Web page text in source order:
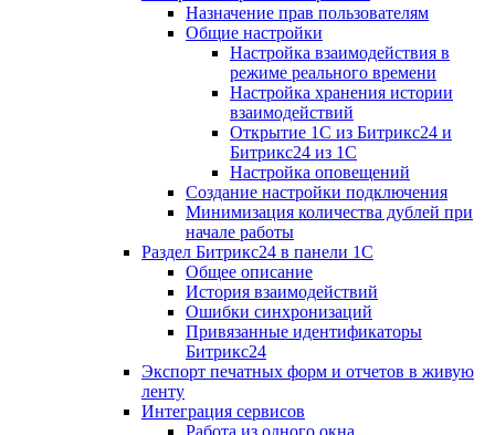
Назначение прав пользователям
Общие настройки
Настройка взаимодействия в
режиме реального времени
Настройка хранения истории
взаимодействий
Открытие 1С из Битрикс24 и
Битрикс24 из 1С
Настройка оповещений
Создание настройки подключения
Минимизация количества дублей при
начале работы
Раздел Битрикс24 в панели 1С
Общее описание
История взаимодействий
Ошибки синхронизаций
Привязанные идентификаторы
Битрикс24
Экспорт печатных форм и отчетов в живую
ленту
Интеграция сервисов
Работа из одного окна